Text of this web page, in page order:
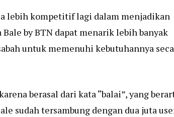
lebih kompetitif lagi dalam menjadikan
by BTN dapat menarik lebih banyak
untuk memenuhi kebutuhannya
berasal dari kata “balai”, yang
sudah tersambung dengan dua juta